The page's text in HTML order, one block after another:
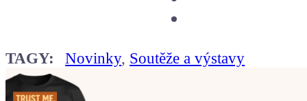
TAGY: Novinky, Soutěže a výstavy